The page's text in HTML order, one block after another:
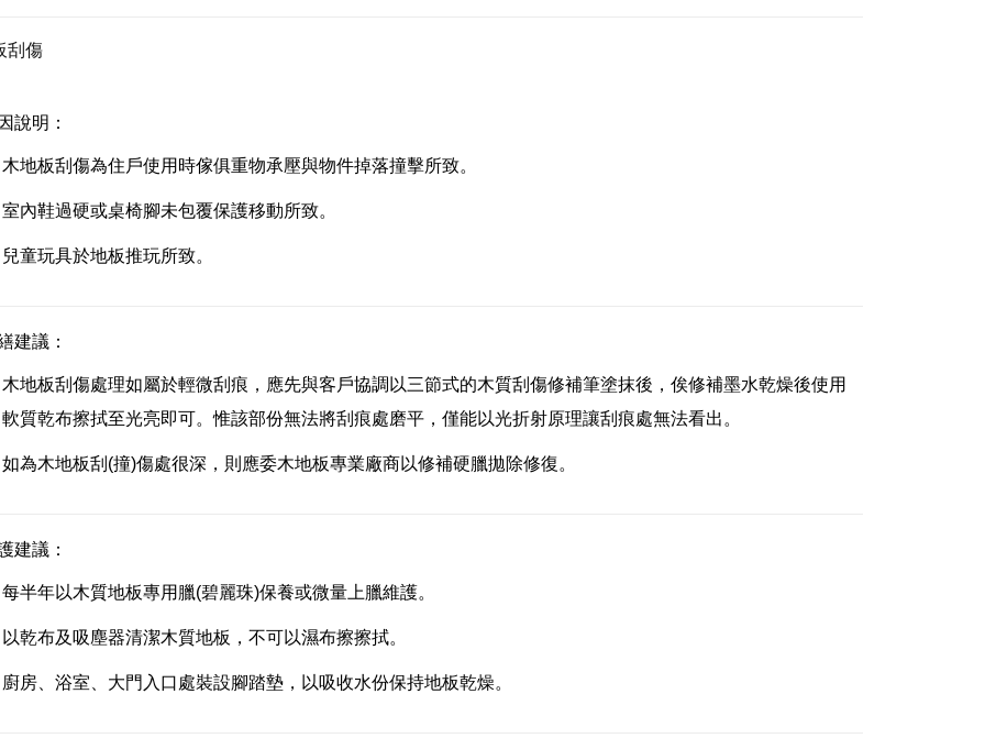
刮傷
說明：
木地板刮傷為住戶使用時傢俱重物承壓與物件掉落撞擊所致。
室內鞋過硬或桌椅腳未包覆保護移動所致。
兒童玩具於地板推玩所致。
建議：
木地板刮傷處理如屬於輕微刮痕，應先與客戶協調以三節式的木質刮傷修補筆塗抹後，俟修補墨水乾燥後使用
軟質乾布擦拭至光亮即可。惟該部份無法將刮痕處磨平，僅能以光折射原理讓刮痕處無法看出。
如為木地板刮(撞)傷處很深，則應委木地板專業廠商以修補硬臘拋除修復。
建議：
每半年以木質地板專用臘(碧麗珠)保養或微量上臘維護。
以乾布及吸塵器清潔木質地板，不可以濕布擦擦拭。
廚房、浴室、大門入口處裝設腳踏墊，以吸收水份保持地板乾燥。